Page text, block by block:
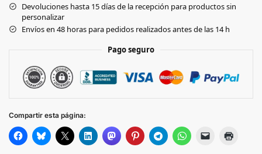
Devoluciones hasta 15 días de la recepción para productos sin
personalizar
Envíos en 48 horas para pedidos realizados antes de las 14 h
Pago seguro
Compartir esta página: